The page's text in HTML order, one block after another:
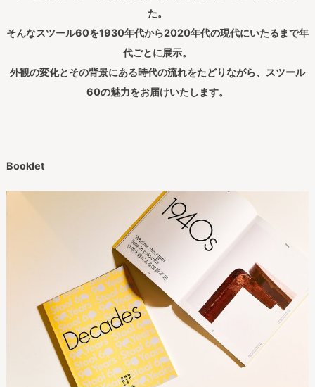
た。
そんなスツール60を1930年代から2020年代の現代にいたるまで年
代ごとに展示。
外観の変化とその背景にある時代の流れをたどりながら、スツール
60の魅力をお届けいたします。
Booklet